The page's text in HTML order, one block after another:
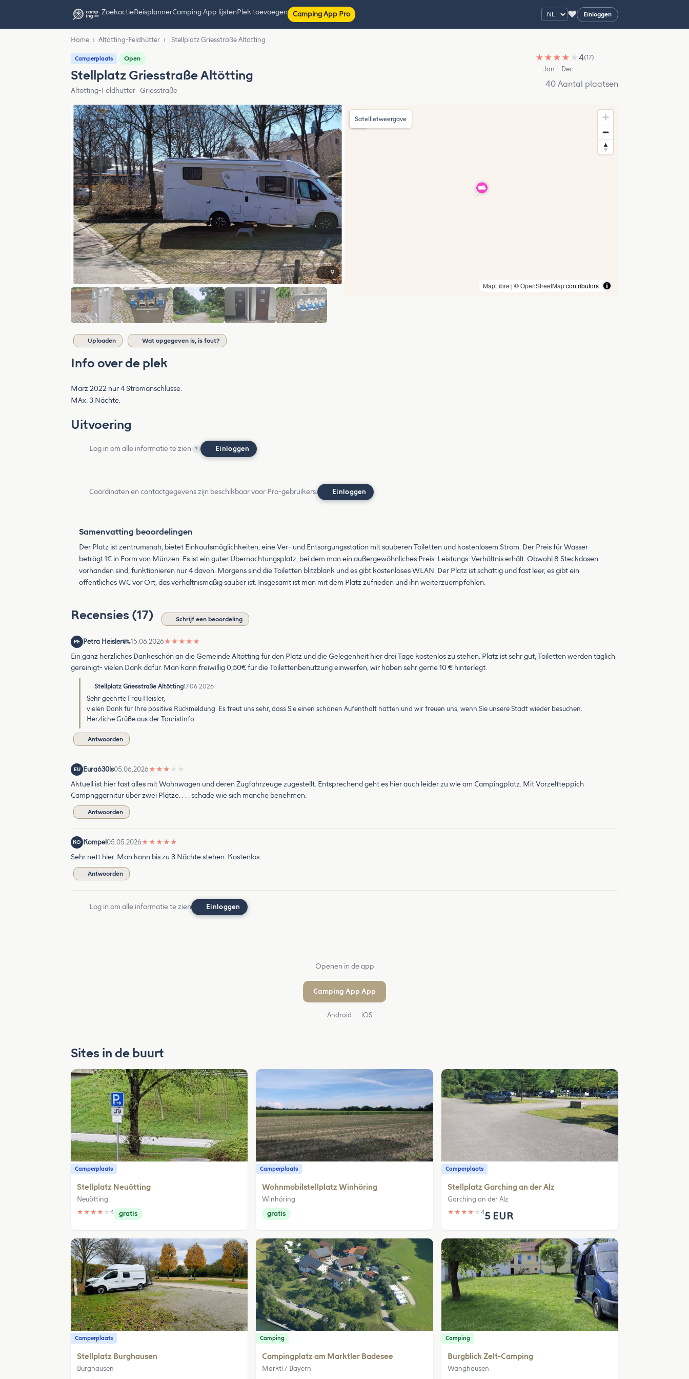
ZoekactieReisplannerCamping App lijstenPlek toevoegen Camping App Pro ♥ Einloggen
Home › Altötting-Feldhütter › Stellplatz Griesstraße Altötting
Camperplaats Open
Stellplatz Griesstraße Altötting
Altötting-Feldhütter · Griesstraße
★ ★ ★ ★ ★4(17)
Jan – Dec
40 Aantal plaatsen
9
MapLibre | ©OpenStreetMapcontributors
Satellietweergave
Uploaden Wat opgegeven is, is fout?
Info over de plek
März 2022 nur 4 Stromanschlüsse.
MAx. 3 Nächte.
Uitvoering
Log in om alle informatie te zien ? Einloggen
Coördinaten en contactgegevens zijn beschikbaar voor Pro-gebruikers. Einloggen
Samenvatting beoordelingen
Der Platz ist zentrumsnah, bietet Einkaufsmöglichkeiten, eine Ver- und Entsorgungsstation mit sauberen Toiletten und kostenlosem Strom. Der Preis für Wasser
beträgt 1€ in Form von Münzen. Es ist ein guter Übernachtungsplatz, bei dem man ein außergewöhnliches Preis-Leistungs-Verhältnis erhält. Obwohl 8 Steckdosen
vorhanden sind, funktionieren nur 4 davon. Morgens sind die Toiletten blitzblank und es gibt kostenloses WLAN. Der Platz ist schattig und fast leer, es gibt ein
öffentliches WC vor Ort, das verhältnismäßig sauber ist. Insgesamt ist man mit dem Platz zufrieden und ihn weiterzuempfehlen.
Recensies (17) Schrijf een beoordeling
PE Petra Heisler 15.06.2026★ ★ ★ ★ ★
Ein ganz herzliches Dankeschön an die Gemeinde Altötting für den Platz und die Gelegenheit hier drei Tage kostenlos zu stehen. Platz ist sehr gut, Toiletten werden täglich
gereinigt- vielen Dank dafür. Man kann freiwillig 0,50€ für die Toilettenbenutzung einwerfen, wir haben sehr gerne 10 € hinterlegt.
Stellplatz Griesstraße Altötting17.06.2026
Sehr geehrte Frau Heisler,
vielen Dank für Ihre positive Rückmeldung. Es freut uns sehr, dass Sie einen schönen Aufenthalt hatten und wir freuen uns, wenn Sie unsere Stadt wieder besuchen.
Herzliche Grüße aus der Touristinfo
Antwoorden
EU Eura630ls05.06.2026★ ★ ★ ★ ★
Aktuell ist hier fast alles mit Wohnwagen und deren Zugfahrzeuge zugestellt. Entsprechend geht es hier auch leider zu wie am Campingplatz. Mit Vorzeltteppich
Campnggarnitur über zwei Plätze. . . . schade wie sich manche benehmen.
Antwoorden
KO Kompel05.05.2026★ ★ ★ ★ ★
Sehr nett hier. Man kann bis zu 3 Nächte stehen. Kostenlos.
Antwoorden
Log in om alle informatie te zien Einloggen
Openen in de app
Camping App App
Android iOS
Sites in de buurt
Camperplaats
Stellplatz Neuötting
Neuötting
★ ★ ★ ★ ★ 4 gratis
Camperplaats
Wohnmobilstellplatz Winhöring
Winhöring
gratis
Camperplaats
Stellplatz Garching an der Alz
Garching an der Alz
★ ★ ★ ★ ★ 45 EUR
Camperplaats
Stellplatz Burghausen
Burghausen
Camping
Campingplatz am Marktler Badesee
Marktl / Bayern
Camping
Burgblick Zelt-Camping
Wanghausen